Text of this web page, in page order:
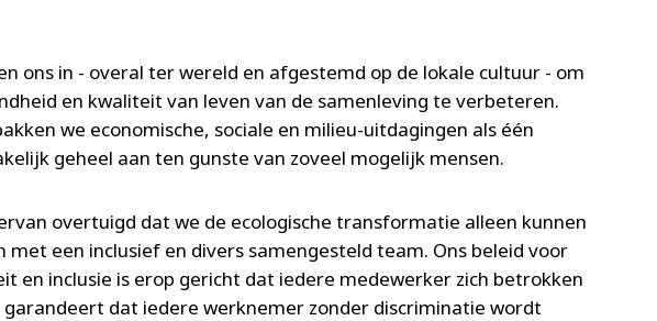
ons in - overal ter wereld en afgestemd op de lokale cultuur - om
en kwaliteit van leven van de samenleving te verbeteren.
we economische, sociale en milieu-uitdagingen als één
geheel aan ten gunste van zoveel mogelijk mensen.
overtuigd dat we de ecologische transformatie alleen kunnen
met een inclusief en divers samengesteld team. Ons beleid voor
en inclusie is erop gericht dat iedere medewerker zich betrokken
dat iedere werknemer zonder discriminatie wordt